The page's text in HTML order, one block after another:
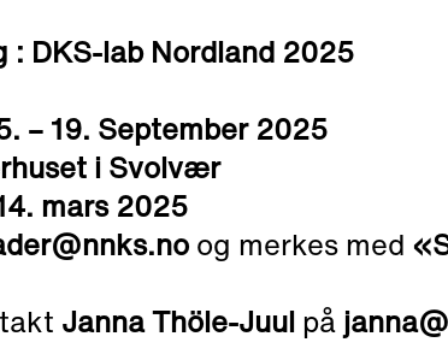
: DKS-lab Nordland 2025
– 19. September 2025
i Svolvær
mars 2025
og merkes med
Janna Thöle-Juul på